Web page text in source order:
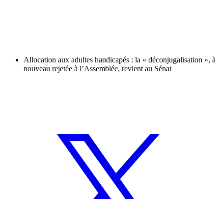
Allocation aux adultes handicapés : la « déconjugalisation », à
nouveau rejetée à l’Assemblée, revient au Sénat